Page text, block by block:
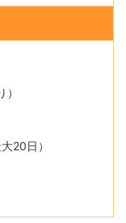
20日）